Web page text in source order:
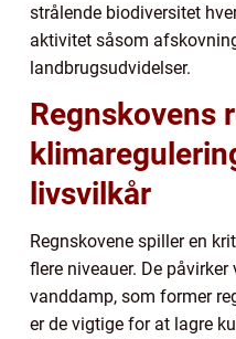
strålende biodiversitet
aktivitet såsom
landbrugsudvidelser.
Regnskovens
livsvilkår
Regnskovene spiller en
flere niveauer. De
vanddamp, som former
er de vigtige for at lagre